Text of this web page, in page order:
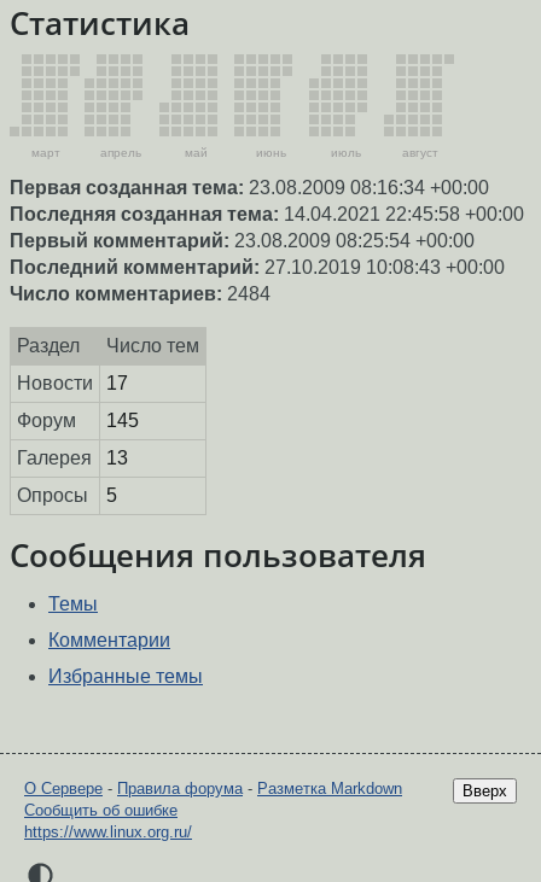
Статистика
март апрель май июнь июль август
Первая созданная тема: 23.08.2009 08:16:34 +00:00
Последняя созданная тема: 14.04.2021 22:45:58 +00:00
Первый комментарий: 23.08.2009 08:25:54 +00:00
Последний комментарий: 27.10.2019 10:08:43 +00:00
Число комментариев: 2484
Раздел
Число тем
Новости
17
Форум
145
Галерея
13
Опросы
5
Сообщения пользователя
Темы
Комментарии
Избранные темы
Вверх
О Сервере - Правила форума - Разметка Markdown
Сообщить об ошибке
https://www.linux.org.ru/